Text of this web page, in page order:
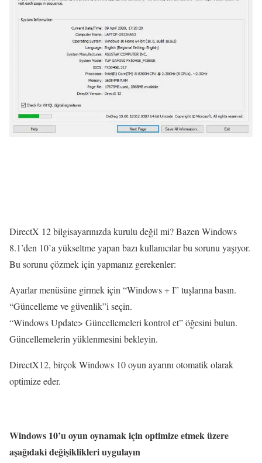
DirectX 12 bilgisayarınızda kurulu değil mi? Bazen Windows
8.1’den 10’a yükseltme yapan bazı kullanıcılar bu sorunu yaşıyor.
Bu sorunu çözmek için yapmanız gerekenler:
Ayarlar menüsüne girmek için “Windows + I” tuşlarına basın.
“Güncelleme ve güvenlik”i seçin.
“Windows Update> Güncellemeleri kontrol et” öğesini bulun.
Güncellemelerin yüklenmesini bekleyin.
DirectX12, birçok Windows 10 oyun ayarını otomatik olarak
optimize eder.
Windows 10’u oyun oynamak için optimize etmek üzere
aşağıdaki değişiklikleri uygulayın